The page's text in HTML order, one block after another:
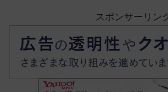
スポンサーリン